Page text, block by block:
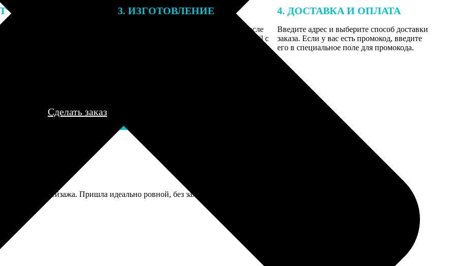
заказа к печати
могут связаться с Вами
телефону или email для
деталей.
3. ИЗГОТОВЛЕНИЕ
Оплатите заказ банковской картой. После
оплаты получите подтверждение на email с
4. ДОСТАВКА И ОПЛАТА
Введите адрес и выберите способ доставки
заказа. Если у вас есть промокод, введите
его в специальное поле для промокода.
Сделать заказ
фотка пейзажа. Пришла идеально ровной, без заломов. Доволен.